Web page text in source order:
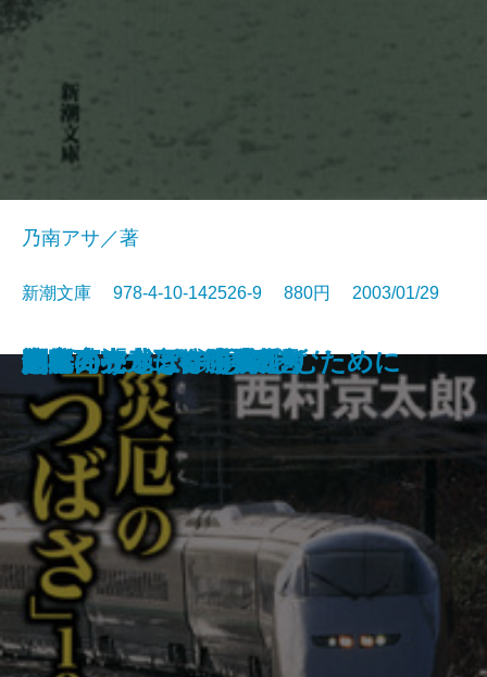
血の味
樅ノ木は残った〔上〕
樅ノ木は残った〔中〕
樅ノ木は残った〔下〕
剣客商売十三 波紋
剣客商売十四 暗殺者
剣客商売十五 二十番斬り
剣客商売十六 浮沈
涙〔上〕
涙〔下〕
乃南アサ／著
新潮文庫 978-4-10-142526-9 880円 2003/01/29
災厄の「つばさ」121号
陋巷に在り〔8〕冥の巻
剣客商売九 待ち伏せ
剣客商売十 春の嵐
剣客商売十一 勝負
剣客商売十二 十番斬り
恋
楽隊のうさぎ
寒椿
シェイクスピアを楽しむために